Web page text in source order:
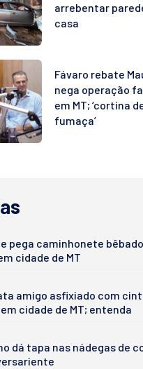
arrebentar
casa
Fávaro rebate
nega operação
em MT; ‘cortina
fumaça’
pega caminhonete
cidade de MT
amigo asfixiado com
cidade de MT; entenda
dá tapa nas nádegas de